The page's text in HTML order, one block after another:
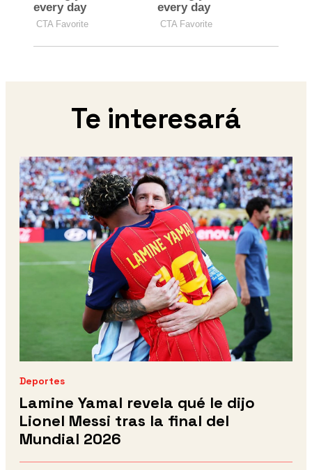
Te interesará
Deportes
Lamine Yamal revela qué le dijo
Lionel Messi tras la final del
Mundial 2026